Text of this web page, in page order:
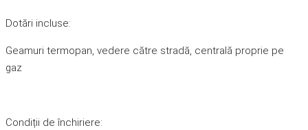
Dotări incluse:
Geamuri termopan, vedere către stradă, centrală proprie pe
gaz
Condiții de închiriere: